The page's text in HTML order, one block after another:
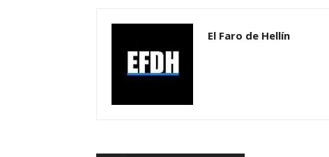
El Faro de Hellín